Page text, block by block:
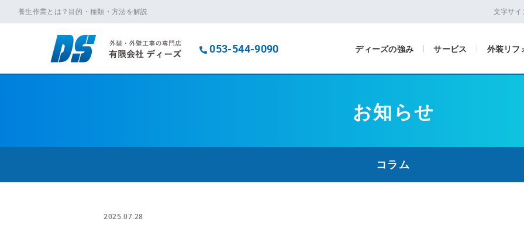
養生作業とは？目的・種類・方法を解説 文字サイ
053-544-9090 ディーズの強み サービス 外装リフ
お知らせ
コラム
2025.07.28